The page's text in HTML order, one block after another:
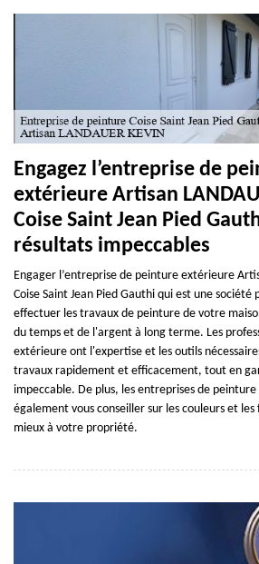
Engagez l’entreprise de
extérieure Artisan
Coise Saint Jean Pied
résultats impeccables
Engager l’entreprise de peinture extérieure
Coise Saint Jean Pied Gauthi qui est une société
effectuer les travaux de peinture de votre
du temps et de l'argent à long terme. Les
extérieure ont l'expertise et les outils
travaux rapidement et efficacement, tout en
impeccable. De plus, les entreprises de
également vous conseiller sur les couleurs et
mieux à votre propriété.